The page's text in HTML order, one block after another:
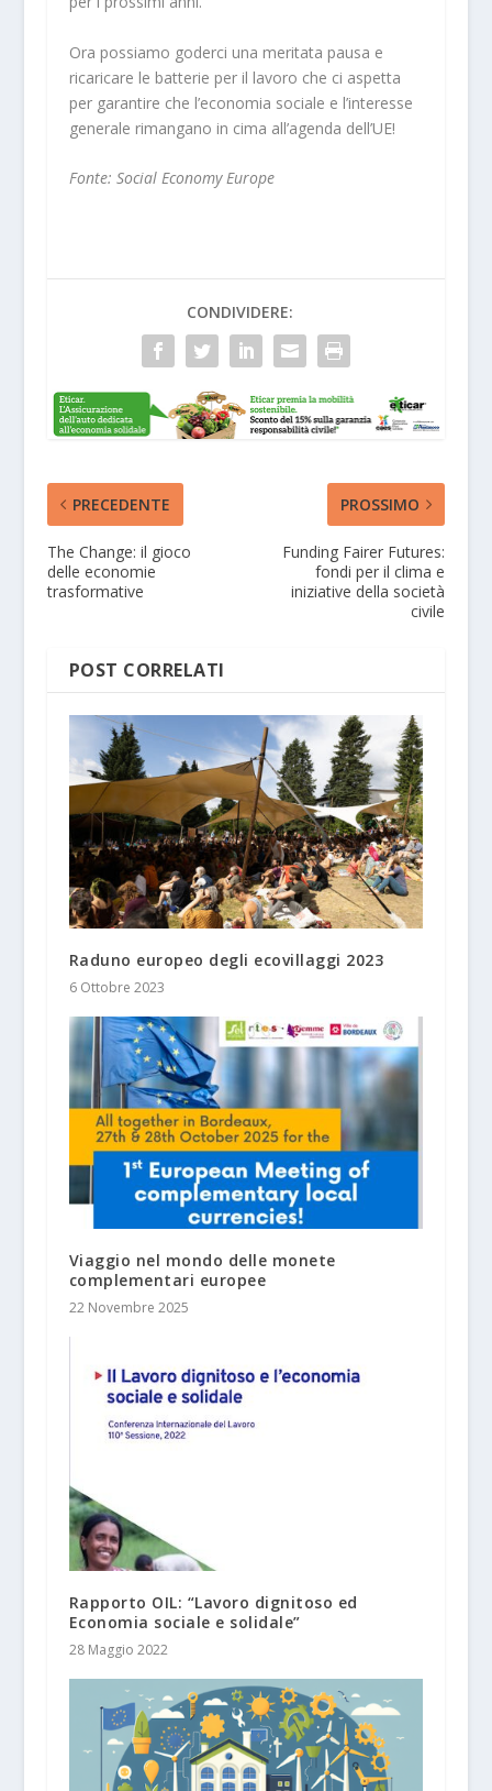
Ora possiamo goderci una meritata pausa e
ricaricare le batterie per il lavoro che ci aspetta
per garantire che l’economia sociale e l’interesse
generale rimangano in cima all’agenda dell’UE!
Fonte: Social Economy Europe
CONDIVIDERE:
PRECEDENTE
The Change: il gioco
delle economie
trasformative
PROSSIMO
Funding Fairer Futures:
fondi per il clima e
iniziative della società
civile
POST CORRELATI
Raduno europeo degli ecovillaggi 2023
6 Ottobre 2023
Viaggio nel mondo delle monete
complementari europee
22 Novembre 2025
Rapporto OIL: “Lavoro dignitoso ed
Economia sociale e solidale”
28 Maggio 2022